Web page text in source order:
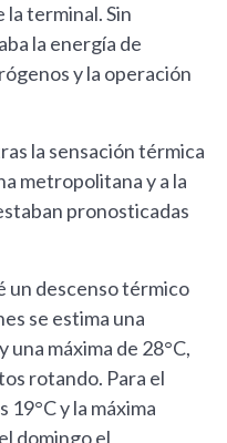
terminal. Sin
la energía de
y la operación
la sensación térmica
metropolitana y a la
pronosticadas
un descenso térmico
se estima una
máxima de 28°C,
rotando. Para el
19°C y la máxima
domingo el